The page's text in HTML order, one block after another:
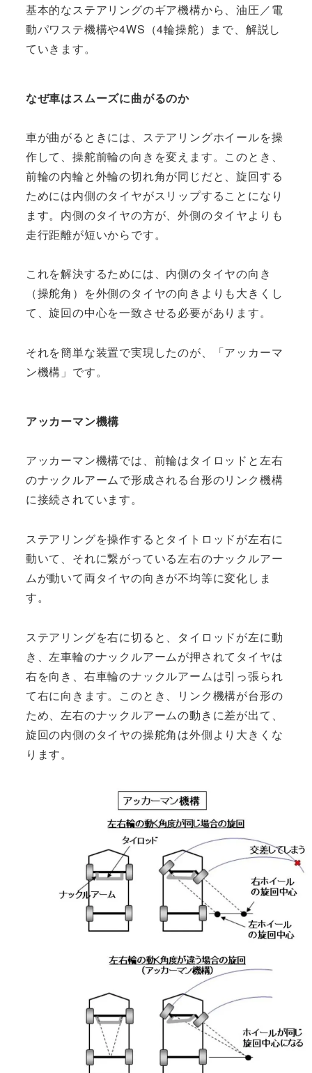
基本的なステアリングのギア機構から、油圧／電
動パワステ機構や4WS（4輪操舵）まで、解説し
ていきます。
なぜ車はスムーズに曲がるのか
車が曲がるときには、ステアリングホイールを操
作して、操舵前輪の向きを変えます。このとき、
前輪の内輪と外輪の切れ角が同じだと、旋回する
ためには内側のタイヤがスリップすることになり
ます。内側のタイヤの方が、外側のタイヤよりも
走行距離が短いからです。
これを解決するためには、内側のタイヤの向き
（操舵角）を外側のタイヤの向きよりも大きくし
て、旋回の中心を一致させる必要があります。
それを簡単な装置で実現したのが、「アッカーマ
ン機構」です。
アッカーマン機構
アッカーマン機構では、前輪はタイロッドと左右
のナックルアームで形成される台形のリンク機構
に接続されています。
ステアリングを操作するとタイトロッドが左右に
動いて、それに繋がっている左右のナックルアー
ムが動いて両タイヤの向きが不均等に変化しま
す。
ステアリングを右に切ると、タイロッドが左に動
き、左車輪のナックルアームが押されてタイヤは
右を向き、右車輪のナックルアームは引っ張られ
て右に向きます。このとき、リンク機構が台形の
ため、左右のナックルアームの動きに差が出て、
旋回の内側のタイヤの操舵角は外側より大きくな
ります。